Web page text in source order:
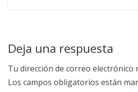
Deja una respuesta
Tu dirección de correo electrónico
Los campos obligatorios están